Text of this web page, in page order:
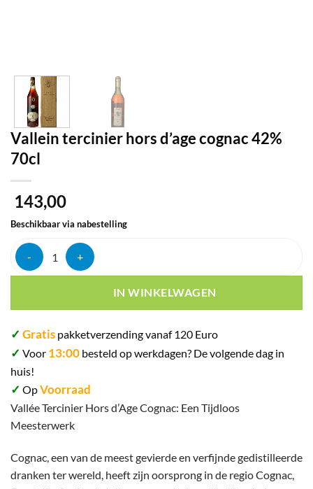
Vallein tercinier hors d’age cognac 42%
70cl
143,00
Beschikbaar via nabestelling
Vallein tercinier hors d'age cognac 42% 70cl aantal
IN WINKELWAGEN
✓ Gratis pakketverzending vanaf 120 Euro
✓ Voor 13:00 besteld op werkdagen? De volgende dag in
huis!
✓ OpVoorraad
Vallée Tercinier Hors d’Age Cognac: Een Tijdloos
Meesterwerk
Cognac, een van de meest gevierde en verfijnde gedistilleerde
dranken ter wereld, heeft zijn oorsprong in de regio Cognac,